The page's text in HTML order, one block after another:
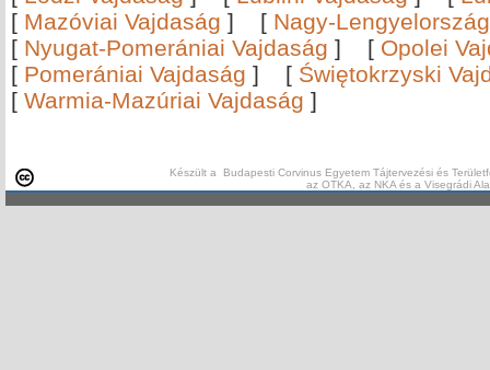
[ Mazóviai Vajdaság ] [ Nagy-
[ Nyugat-Pomerániai Vajdaság ] [ Opolei
[ Pomerániai Vajdaság ] [ Świętokrzyski
[ Warmia-Mazúriai Vajdaság ]
Készült a Budapesti Corvinus Egyetem Tájtervezési és
az OTKA, az NKA és a Visegrádi